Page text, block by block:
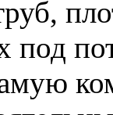
под